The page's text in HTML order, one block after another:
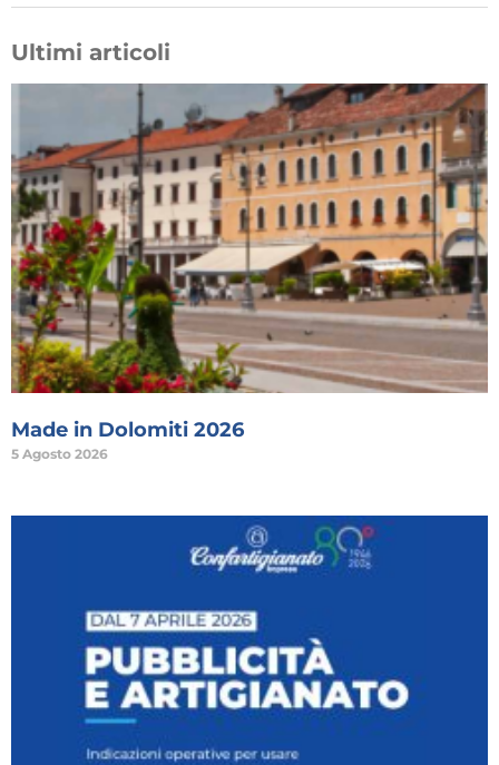
Ultimi articoli
Made in Dolomiti 2026
5 Agosto 2026